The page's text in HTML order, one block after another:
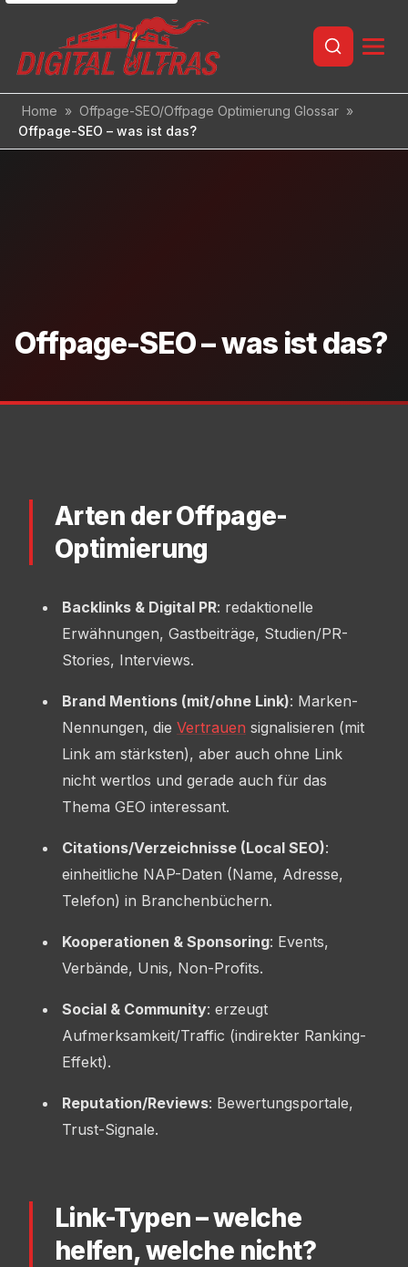
Inhalt
Home » Offpage-SEO/Offpage Optimierung Glossar »
Offpage-SEO – was ist das?
Offpage-SEO – was ist das?
Arten der Offpage-
Optimierung
Backlinks & Digital PR: redaktionelle
Erwähnungen, Gastbeiträge, Studien/PR-
Stories, Interviews.
Brand Mentions (mit/ohne Link): Marken-
Nennungen, die Vertrauen signalisieren (mit
Link am stärksten), aber auch ohne Link
nicht wertlos und gerade auch für das
Thema GEO interessant.
Citations/Verzeichnisse (Local SEO):
einheitliche NAP-Daten (Name, Adresse,
Telefon) in Branchenbüchern.
Kooperationen & Sponsoring: Events,
Verbände, Unis, Non-Profits.
Social & Community: erzeugt
Aufmerksamkeit/Traffic (indirekter Ranking-
Effekt).
Reputation/Reviews: Bewertungsportale,
Trust-Signale.
Link-Typen – welche
helfen, welche nicht?